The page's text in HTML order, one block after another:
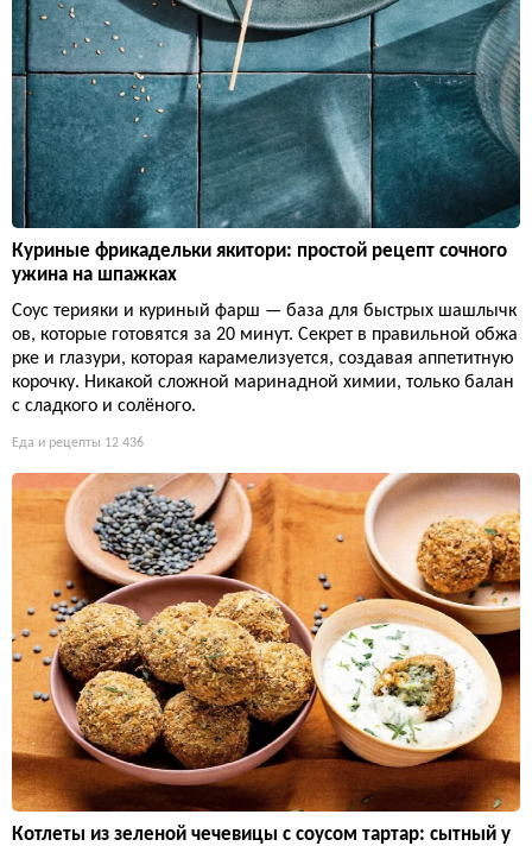
Куриные фрикадельки якитори: простой рецепт сочного
ужина на шпажках
Соус терияки и куриный фарш — база для быстрых шашлычк
ов, которые готовятся за 20 минут. Секрет в правильной обжа
рке и глазури, которая карамелизуется, создавая аппетитную
корочку. Никакой сложной маринадной химии, только балан
с сладкого и солёного.
Еда и рецепты 12 436
Котлеты из зеленой чечевицы с соусом тартар: сытный у